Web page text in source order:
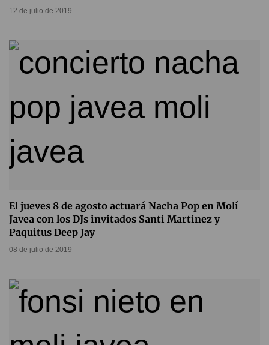
12 de julio de 2019
El jueves 8 de agosto actuará Nacha Pop en Molí
Javea con los DJs invitados Santi Martinez y
Paquitus Deep Jay
08 de julio de 2019